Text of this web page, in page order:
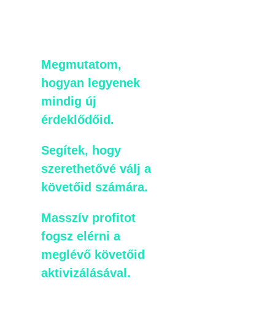
Megmutatom,
hogyan legyenek
mindig új
érdeklődőid.
Segítek, hogy
szerethetővé válj a
követőid számára.
Masszív profitot
fogsz elérni a
meglévő követőid
aktivizálásával.